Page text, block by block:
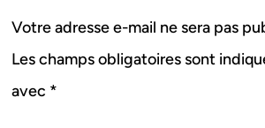
Votre adresse e-mail ne sera pas
Les champs obligatoires sont
avec *